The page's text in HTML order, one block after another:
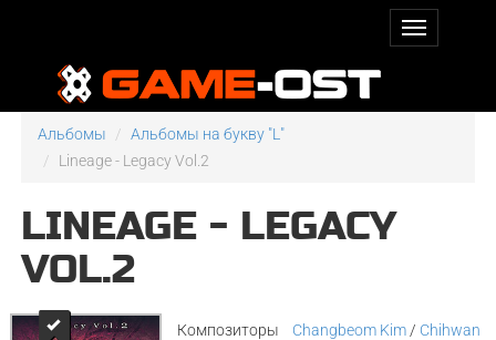
Альбомы
Альбомы на букву "L"
Lineage - Legacy Vol.2
LINEAGE - LEGACY
VOL.2
Композиторы Changbeom Kim / Chihwan